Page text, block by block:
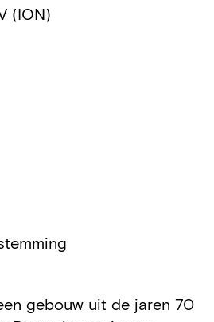
(ION)
gebouw uit de jaren 70